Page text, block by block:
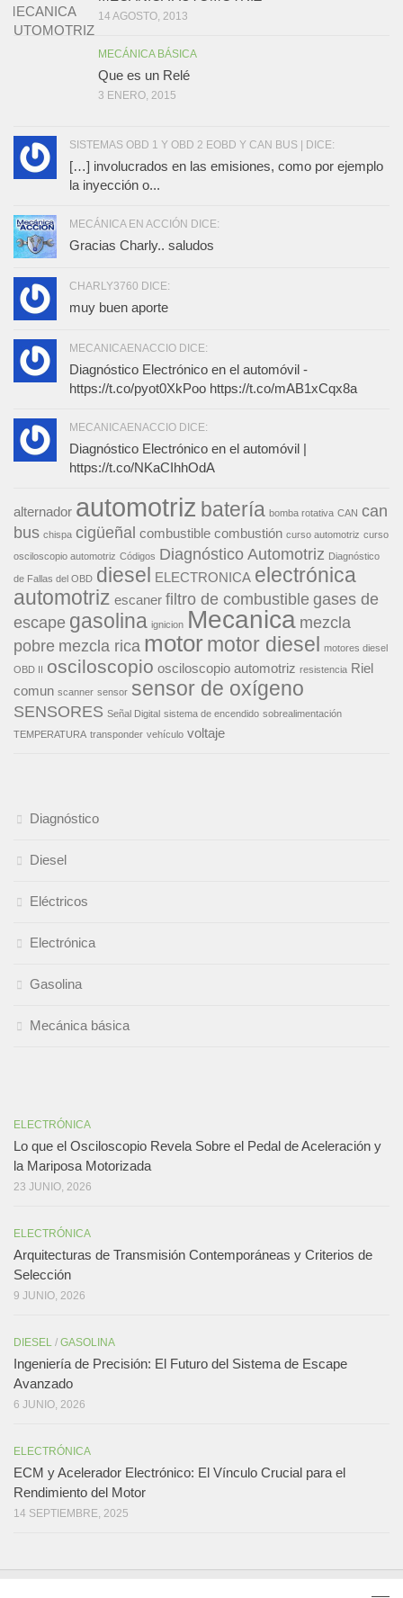
14 AGOSTO, 2013
MECÁNICA BÁSICA
Que es un Relé
3 ENERO, 2015
SISTEMAS OBD 1 Y OBD 2 EOBD Y CAN BUS | DICE:
[…] involucrados en las emisiones, como por ejemplo
la inyección o...
MECÁNICA EN ACCIÓN DICE:
Gracias Charly.. saludos
CHARLY3760 DICE:
muy buen aporte
MECANICAENACCIO DICE:
Diagnóstico Electrónico en el automóvil -
https://t.co/pyot0XkPoo https://t.co/mAB1xCqx8a
MECANICAENACCIO DICE:
Diagnóstico Electrónico en el automóvil |
https://t.co/NKaCIhhOdA
alternador automotriz batería bomba rotativa CAN can
bus chispa cigüeñal combustible combustión curso automotriz curso
osciloscopio automotriz Códigos Diagnóstico Automotriz Diagnóstico
de Fallas del OBD diesel ELECTRONICA electrónica
automotriz escaner filtro de combustible gases de
escape gasolina ignicion Mecanica mezcla
pobre mezcla rica motormotor diesel
motores diesel
OBD II osciloscopio osciloscopio automotriz resistencia Riel
comun scanner sensor sensor de oxígeno
SENSORES Señal Digital sistema de encendido sobrealimentación
TEMPERATURA transponder vehículo voltaje
Diagnóstico
Diesel
Eléctricos
Electrónica
Gasolina
Mecánica básica
ELECTRÓNICA
Lo que el Osciloscopio Revela Sobre el Pedal de Aceleración y
la Mariposa Motorizada
23 JUNIO, 2026
ELECTRÓNICA
Arquitecturas de Transmisión Contemporáneas y Criterios de
Selección
9 JUNIO, 2026
DIESEL / GASOLINA
Ingeniería de Precisión: El Futuro del Sistema de Escape
Avanzado
6 JUNIO, 2026
ELECTRÓNICA
ECM y Acelerador Electrónico: El Vínculo Crucial para el
Rendimiento del Motor
14 SEPTIEMBRE, 2025